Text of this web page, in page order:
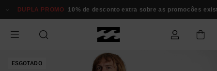
para
informação
DUPLA PROMO 10% de desconto extra sobre as promocôes
ESGOTADO